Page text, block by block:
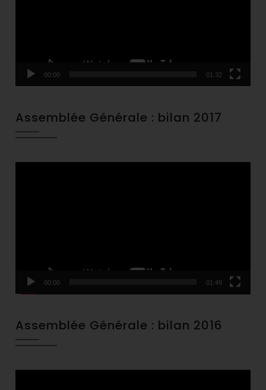
00:00 01:32
Assemblée Générale : bilan 2017
00:00 01:49
Assemblée Générale : bilan 2016